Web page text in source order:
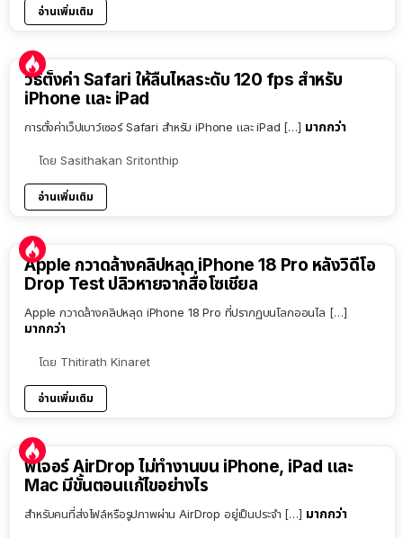
อ่านเพิ่มเติม
วิธีตั้งค่า Safari ให้ลื่นไหลระดับ 120 fps สำหรับ
iPhone และ iPad
การตั้งค่าเว็ปเบาว์เซอร์ Safari สำหรับ iPhone และ iPad […] มากกว่า
โดย Sasithakan Sritonthip
อ่านเพิ่มเติม
Apple กวาดล้างคลิปหลุด iPhone 18 Pro หลังวิดีโอ
Drop Test ปลิวหายจากสื่อโซเชียล
Apple กวาดล้างคลิปหลุด iPhone 18 Pro ที่ปรากฏบนโลกออนไล […]
มากกว่า
โดย Thitirath Kinaret
อ่านเพิ่มเติม
ฟีเจอร์ AirDrop ไม่ทำงานบน iPhone, iPad และ
Mac มีขั้นตอนแก้ไขอย่างไร
สำหรับคนที่ส่งไฟล์หรือรูปภาพผ่าน AirDrop อยู่เป็นประจำ […] มากกว่า